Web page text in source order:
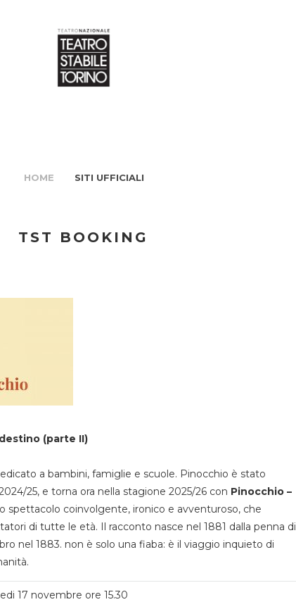
HOME SITI UFFICIALI
TST BOOKING
(parte II)
a bambini, famiglie e scuole. Pinocchio è stato
25, e torna ora nella stagione 2025/26 con Pinocchio –
spettacolo coinvolgente, ironico e avventuroso, che
di tutte le età. Il racconto nasce nel 1881 dalla penna di
nel 1883. non è solo una fiaba: è il viaggio inquieto di
17 novembre ore 15.30